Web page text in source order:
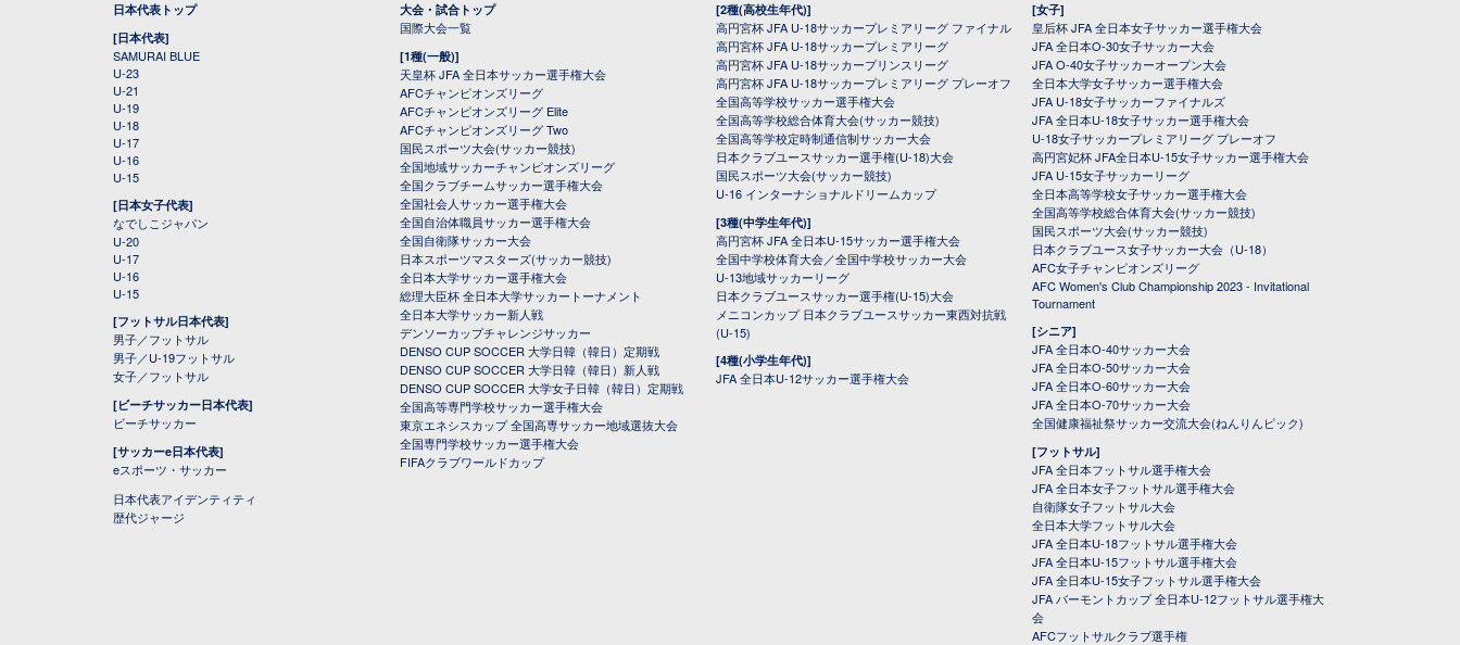
日本代表トップ
[日本代表]
SAMURAI BLUE
U-23
U-21
U-19
U-18
U-17
U-16
U-15
[日本女子代表]
なでしこジャパン
U-20
U-17
U-16
U-15
[フットサル日本代表]
男子／フットサル
男子／U-19フットサル
女子／フットサル
[ビーチサッカー日本代表]
ビーチサッカー
[サッカーe日本代表]
eスポーツ・サッカー
日本代表アイデンティティ
歴代ジャージ
大会・試合トップ
国際大会一覧
[1種(一般)]
天皇杯 JFA 全日本サッカー選手権大会
AFCチャンピオンズリーグ
AFCチャンピオンズリーグ Elite
AFCチャンピオンズリーグ Two
国民スポーツ大会(サッカー競技)
全国地域サッカーチャンピオンズリーグ
全国クラブチームサッカー選手権大会
全国社会人サッカー選手権大会
全国自治体職員サッカー選手権大会
全国自衛隊サッカー大会
日本スポーツマスターズ(サッカー競技)
全日本大学サッカー選手権大会
総理大臣杯 全日本大学サッカートーナメント
全日本大学サッカー新人戦
デンソーカップチャレンジサッカー
DENSO CUP SOCCER 大学日韓（韓日）定期戦
DENSO CUP SOCCER 大学日韓（韓日）新人戦
DENSO CUP SOCCER 大学女子日韓（韓日）定期戦
全国高等専門学校サッカー選手権大会
東京エネシスカップ 全国高専サッカー地域選抜大会
全国専門学校サッカー選手権大会
FIFAクラブワールドカップ
[2種(高校生年代)]
高円宮杯 JFA U-18サッカープレミアリーグ ファイナル
高円宮杯 JFA U-18サッカープレミアリーグ
高円宮杯 JFA U-18サッカープリンスリーグ
高円宮杯 JFA U-18サッカープレミアリーグ プレーオフ
全国高等学校サッカー選手権大会
全国高等学校総合体育大会(サッカー競技)
全国高等学校定時制通信制サッカー大会
日本クラブユースサッカー選手権(U-18)大会
国民スポーツ大会(サッカー競技)
U-16 インターナショナルドリームカップ
[3種(中学生年代)]
高円宮杯 JFA 全日本U-15サッカー選手権大会
全国中学校体育大会／全国中学校サッカー大会
U-13地域サッカーリーグ
日本クラブユースサッカー選手権(U-15)大会
メニコンカップ 日本クラブユースサッカー東西対抗戦
(U-15)
[4種(小学生年代)]
JFA 全日本U-12サッカー選手権大会
[女子]
皇后杯 JFA 全日本女子サッカー選手権大会
JFA 全日本O-30女子サッカー大会
JFA O-40女子サッカーオープン大会
全日本大学女子サッカー選手権大会
JFA U-18女子サッカーファイナルズ
JFA 全日本U-18女子サッカー選手権大会
U-18女子サッカープレミアリーグ プレーオフ
高円宮妃杯 JFA全日本U-15女子サッカー選手権大会
JFA U-15女子サッカーリーグ
全日本高等学校女子サッカー選手権大会
全国高等学校総合体育大会(サッカー競技)
国民スポーツ大会(サッカー競技)
日本クラブユース女子サッカー大会（U-18）
AFC女子チャンピオンズリーグ
AFC Women's Club Championship 2023 - Invitational
Tournament
[シニア]
JFA 全日本O-40サッカー大会
JFA 全日本O-50サッカー大会
JFA 全日本O-60サッカー大会
JFA 全日本O-70サッカー大会
全国健康福祉祭サッカー交流大会(ねんりんピック)
[フットサル]
JFA 全日本フットサル選手権大会
JFA 全日本女子フットサル選手権大会
自衛隊女子フットサル大会
全日本大学フットサル大会
JFA 全日本U-18フットサル選手権大会
JFA 全日本U-15フットサル選手権大会
JFA 全日本U-15女子フットサル選手権大会
JFA バーモントカップ 全日本U-12フットサル選手権大
会
AFCフットサルクラブ選手権